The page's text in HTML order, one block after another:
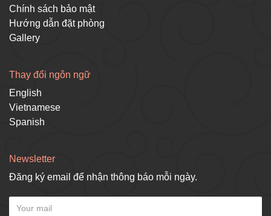
Chính sách bảo mật
Hướng dẫn đặt phòng
Gallery
Thay đổi ngôn ngữ
English
Vietnamese
Spanish
Newsletter
Đăng ký email để nhận thông báo mỗi ngày.